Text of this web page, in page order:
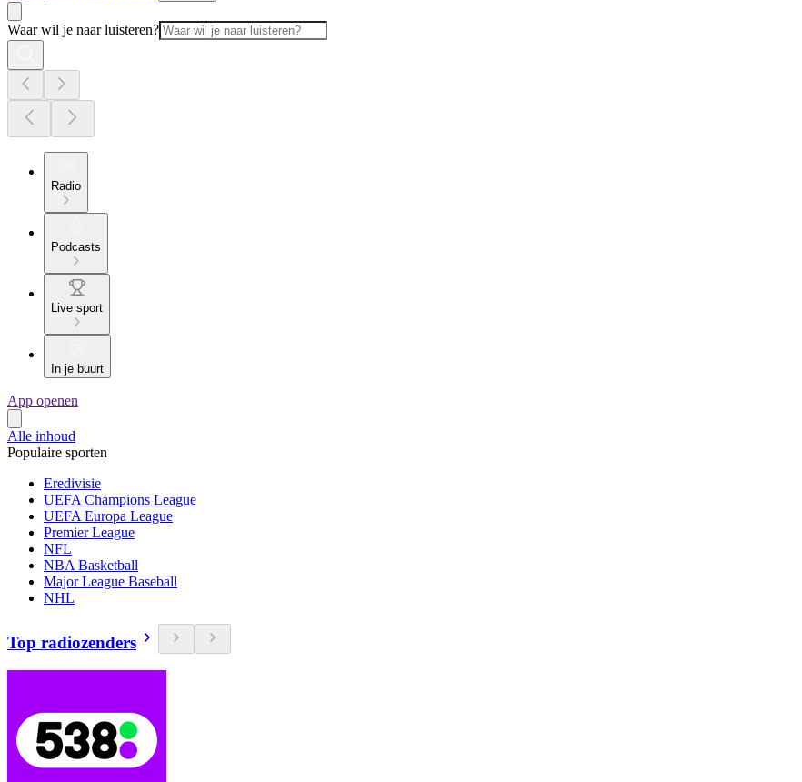
Waar wil je naar luisteren?
Radio
Podcasts
Live sport
In je buurt
App openen
Alle inhoud
Populaire sporten
Eredivisie
UEFA Champions League
UEFA Europa League
Premier League
NFL
NBA Basketball
Major League Baseball
NHL
Top radiozenders